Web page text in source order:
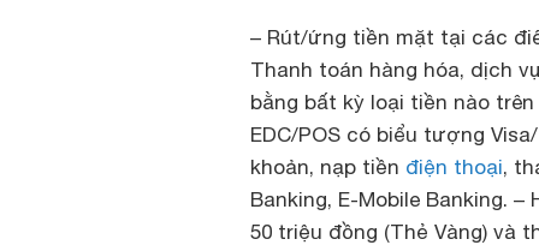
– Rút/ứng tiền mặt tại các
Thanh toán hàng hóa, dịch
bằng bất kỳ loại tiền nào
EDC/POS có biểu tượng
khoản, nạp tiền điện thoại,
Banking, E-Mobile Banking.
50 triệu đồng (Thẻ Vàng) và